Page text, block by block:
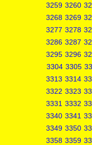
3259 3260
3268 3269
3277 3278
3286 3287
3295 3296
3304 3305
3313 3314
3322 3323
3331 3332
3340 3341
3349 3350
3358 3359